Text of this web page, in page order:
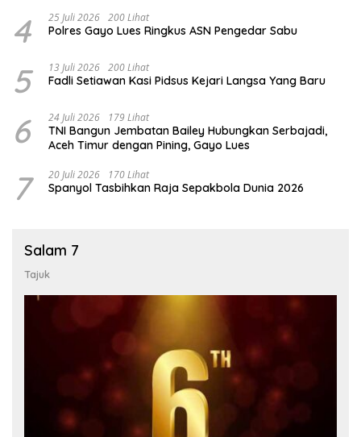
4 25 Juli 2026 200 Lihat
Polres Gayo Lues Ringkus ASN Pengedar Sabu
5 13 Juli 2026 200 Lihat
Fadli Setiawan Kasi Pidsus Kejari Langsa Yang Baru
6 24 Juli 2026 179 Lihat
TNI Bangun Jembatan Bailey Hubungkan Serbajadi,
Aceh Timur dengan Pining, Gayo Lues
7 20 Juli 2026 170 Lihat
Spanyol Tasbihkan Raja Sepakbola Dunia 2026
Salam 7
Tajuk